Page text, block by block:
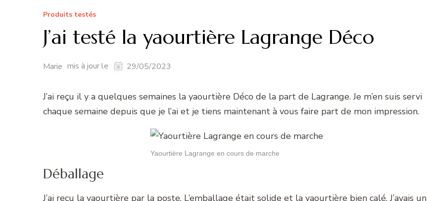
Produits testés
J’ai testé la yaourtière Lagrange Déco
Marie mis à jour le 29/05/2023
J’ai reçu il y a quelques semaines la yaourtière Déco de la part de Lagrange. Je m’en suis servi
chaque semaine depuis que je l’ai et je tiens maintenant à vous faire part de mon impression.
Yaourtière Lagrange en cours de marche
Déballage
J’ai reçu la yaourtière par la poste. L’emballage était solide et la yaourtière bien calé. J’avais un